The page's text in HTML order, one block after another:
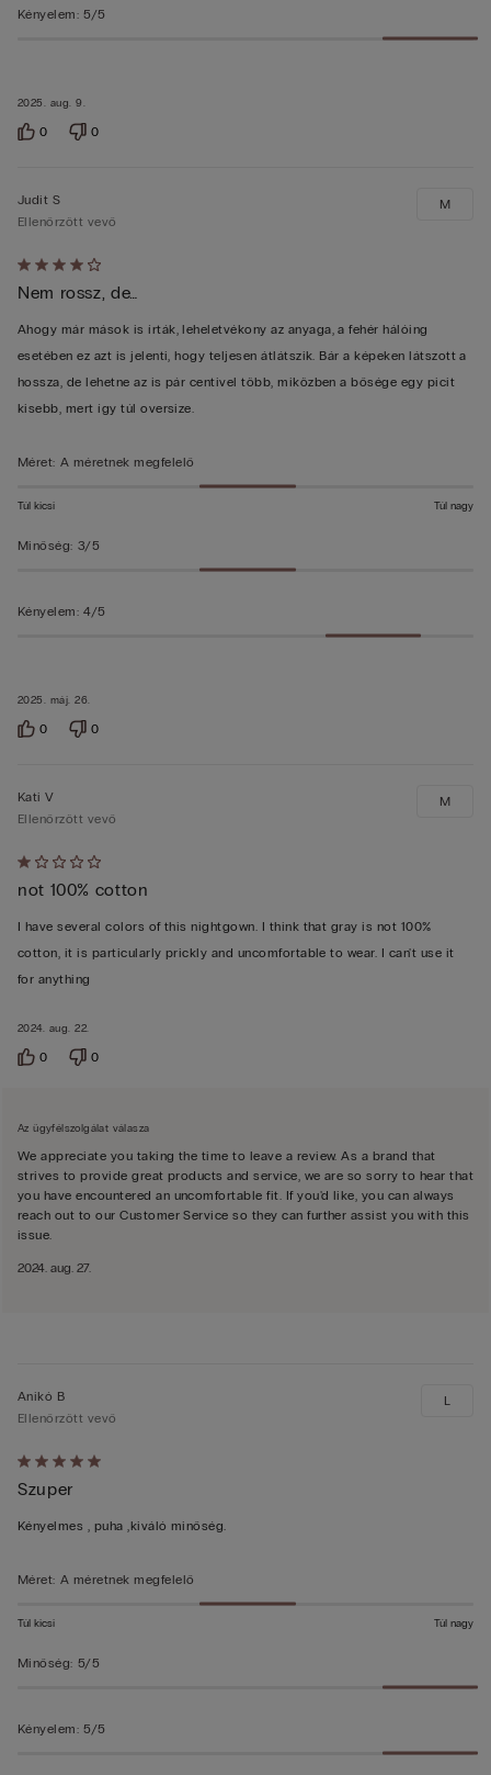
2025. aug. 9.
Kényelem: 5/5
0 0
Értékelés:
4/5
2025. máj. 26.
Judit S
Ellenőrzött vevő
Nem rossz, de…
Ahogy már mások is írták, leheletvékony az anyaga, a fehér hálóing
esetében ez azt is jelenti, hogy teljesen átlátszik. Bár a képeken látszott a
hossza, de lehetne az is pár centivel több, miközben a bősége egy picit
kisebb, mert így túl oversize.
M
Méret: A méretnek megfelelő
Túl kicsi Túl nagy
Minőség: 3/5
Kényelem: 4/5
0 0
Értékelés:
1/5
2024. aug. 22.
Kati V
Ellenőrzött vevő
not 100% cotton
I have several colors of this nightgown. I think that gray is not 100%
cotton, it is particularly prickly and uncomfortable to wear. I can't use it
for anything
M
0 0
Az ügyfélszolgálat válasza
We appreciate you taking the time to leave a review. As a brand that
strives to provide great products and service, we are so sorry to hear that
you have encountered an uncomfortable fit. If you'd like, you can always
reach out to our Customer Service so they can further assist you with this
issue.
2024. aug. 27.
Értékelés:
5/5
Anikó B
Ellenőrzött vevő
Szuper
Kényelmes , puha ,kiváló minőség.
L
Méret: A méretnek megfelelő
Túl kicsi Túl nagy
Minőség: 5/5
Kényelem: 5/5